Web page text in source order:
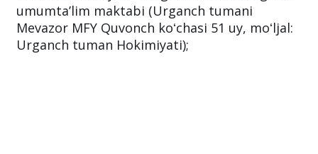
umumtaʼlim maktabi (Urganch tumani
Mevazor MFY Quvonch koʻchasi 51 uy, moʻljal:
Urganch tuman Hokimiyati);